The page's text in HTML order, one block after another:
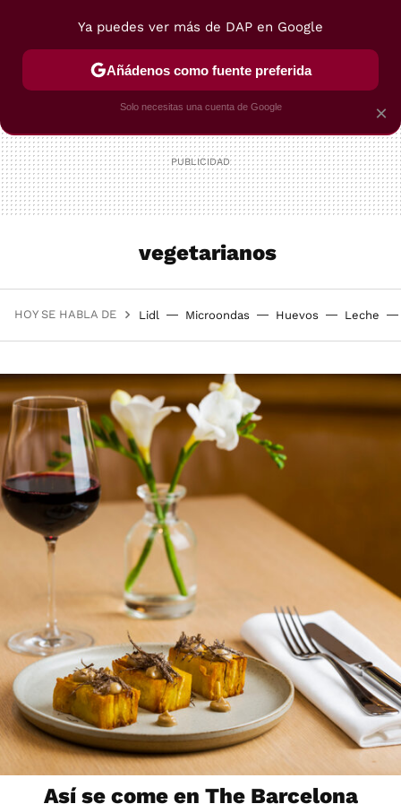
POSTRES VIAJES SELECCIÓN VEGUI
vegetarianos
HOY SE HABLA DE Lidl Microondas Huevos Leche
Así se come en The Barcelona
×
Ya puedes ver más de DAP en Google
Añádenos como fuente preferida
Solo necesitas una cuenta de Google